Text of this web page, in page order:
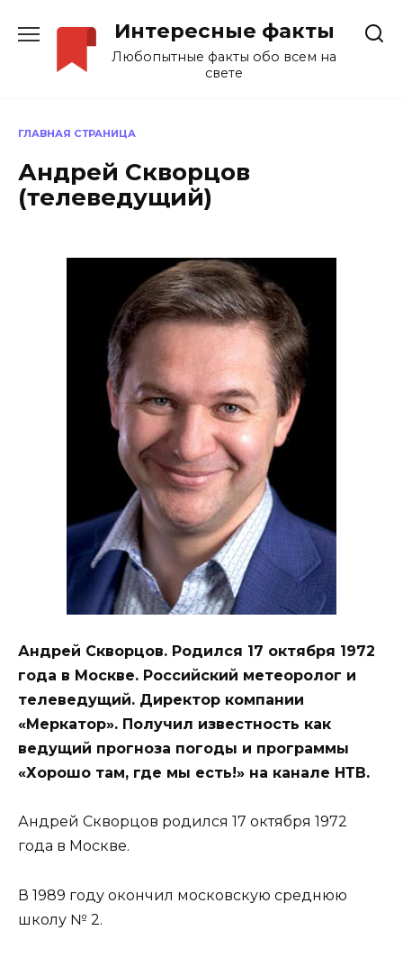
содержанию
Интересные факты
Любопытные факты обо всем на
свете
ГЛАВНАЯ СТРАНИЦА
Андрей Скворцов
(телеведущий)
Андрей Скворцов. Родился 17 октября 1972
года в Москве. Российский метеоролог и
телеведущий. Директор компании
«Меркатор». Получил известность как
ведущий прогноза погоды и программы
«Хорошо там, где мы есть!» на канале НТВ.
Андрей Скворцов родился 17 октября 1972
года в Москве.
В 1989 году окончил московскую среднюю
школу № 2.